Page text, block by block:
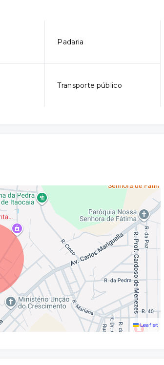
Padaria
Transporte público
Leaflet